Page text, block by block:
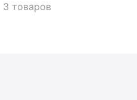
3 товаров